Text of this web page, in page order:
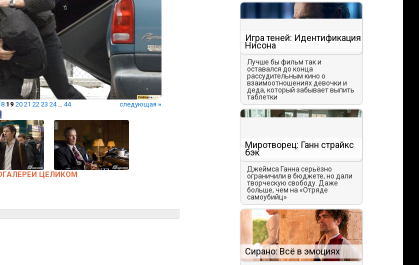
19 20 21 22 23 24... 44 следующая »
ЦЕЛИКОМ
Игра теней: Идентификация
Нисона
Лучше бы фильм так и
оставался до конца
рассудительным кино о
взаимоотношениях девочки и
деда, который забывает выпить
таблетки
Миротворец: Ганн страйкс
бэк
Джеймса Ганна серьёзно
ограничили в бюджете, но дали
творческую свободу. Даже
больше, чем на «Отряде
самоубийц»
Сирано: Всё в эмоциях